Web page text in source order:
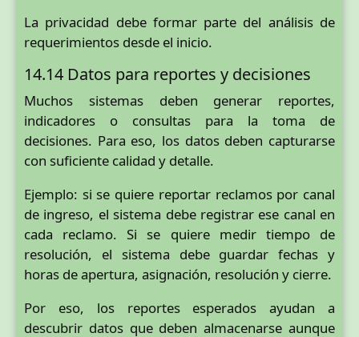
La privacidad debe formar parte del análisis de
requerimientos desde el inicio.
14.14 Datos para reportes y decisiones
Muchos sistemas deben generar reportes,
indicadores o consultas para la toma de
decisiones. Para eso, los datos deben capturarse
con suficiente calidad y detalle.
Ejemplo: si se quiere reportar reclamos por canal
de ingreso, el sistema debe registrar ese canal en
cada reclamo. Si se quiere medir tiempo de
resolución, el sistema debe guardar fechas y
horas de apertura, asignación, resolución y cierre.
Por eso, los reportes esperados ayudan a
descubrir datos que deben almacenarse aunque